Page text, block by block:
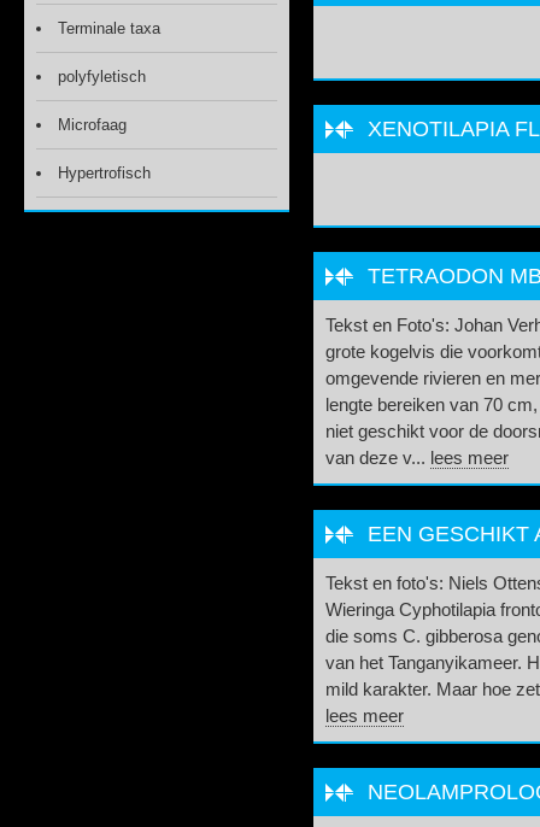
XENOTILAPIA
TETRAODON
Tekst en Foto's: Johan
grote kogelvis die
omgevende rivieren en
lengte bereiken van 70
niet geschikt voor de
van deze v... lees meer
EEN GESCHIKT
Tekst en foto's: Niels
Wieringa Cyphotilapia
die soms C. gibberosa
van het Tanganyikameer.
mild karakter. Maar hoe
lees meer
Terminale taxa
polyfyletisch
Microfaag
Hypertrofisch